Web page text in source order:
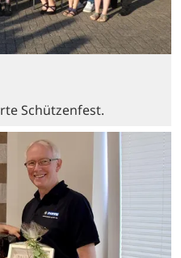
Schützenfest.